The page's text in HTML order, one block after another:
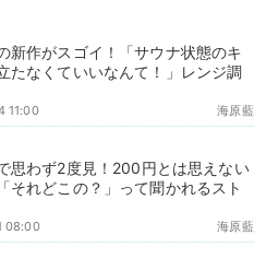
新作がスゴイ！「サウナ状態のキ
たなくていいなんて！」レンジ調
海原藍
11:00
思わず2度見！200円とは思えない
それどこの？」って聞かれるスト
海原藍
08:00